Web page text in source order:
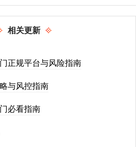
相关更新
正规平台与风险指南
与风控指南
必看指南